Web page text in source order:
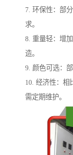
7. 环保性：部
求。
8. 重量轻：增
造。
9. 颜色可选：
10. 经济性：相
需定期维护。